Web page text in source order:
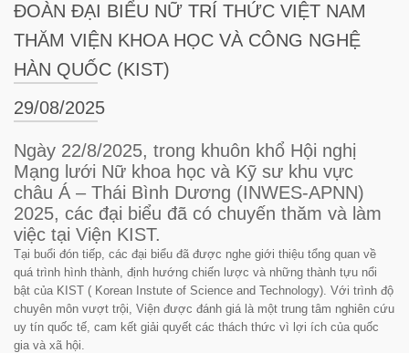
ĐOÀN ĐẠI BIỂU NỮ TRÍ THỨC VIỆT NAM
THĂM VIỆN KHOA HỌC VÀ CÔNG NGHỆ
HÀN QUỐC (KIST)
29/08/2025
Ngày 22/8/2025, trong khuôn khổ Hội nghị
Mạng lưới Nữ khoa học và Kỹ sư khu vực
châu Á – Thái Bình Dương (INWES-APNN)
2025, các đại biểu đã có chuyến thăm và làm
việc tại Viện KIST.
Tại buổi đón tiếp, các đại biểu đã được nghe giới thiệu tổng quan về
quá trình hình thành, định hướng chiến lược và những thành tựu nổi
bật của KIST ( Korean Instute of Science and Technology). Với trình độ
chuyên môn vượt trội, Viện được đánh giá là một trung tâm nghiên cứu
uy tín quốc tế, cam kết giải quyết các thách thức vì lợi ích của quốc
gia và xã hội.